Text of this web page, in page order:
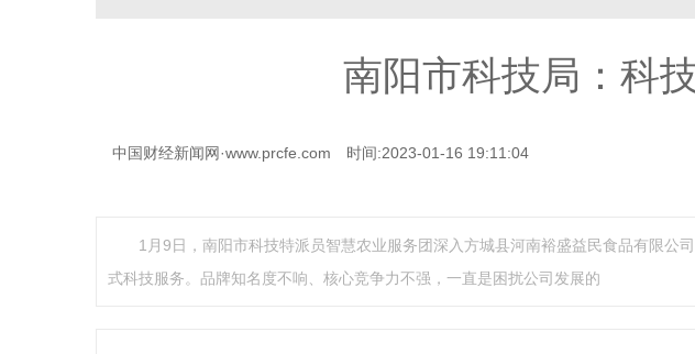
南阳市科技局：科
中国财经新闻网·www.prcfe.com 时间:2023-01-16 19:11:04
1月9日，南阳市科技特派员智慧农业服务团深入方城县河南裕盛益民食品有限公
式科技服务。品牌知名度不响、核心竞争力不强，一直是困扰公司发展的